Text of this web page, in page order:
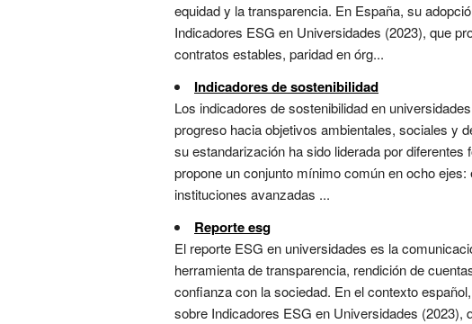
equidad y la transparencia. En España, su
Indicadores ESG en Universidades (2023), que
contratos estables, paridad en órg...
Indicadores de sostenibilidad
Los indicadores de sostenibilidad en
progreso hacia objetivos ambientales, sociales y
su estandarización ha sido liderada por
propone un conjunto mínimo común en ocho
instituciones avanzadas ...
Reporte esg
El reporte ESG en universidades es la
herramienta de transparencia, rendición de
confianza con la sociedad. En el contexto
sobre Indicadores ESG en Universidades (2023),